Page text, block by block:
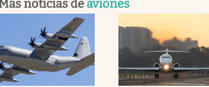
noticias de aviones